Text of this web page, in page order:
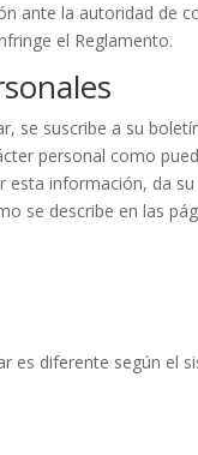
ante la autoridad de
el Reglamento.
se suscribe a su
personal como
información, da
se describe en las
es diferente según el